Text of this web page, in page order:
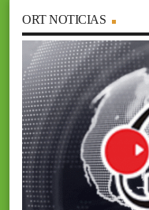
ORT NOTICIAS